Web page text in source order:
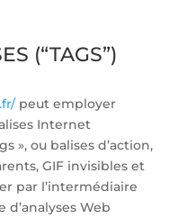
(“TAGS”)
peut employer
Internet
», ou balises d’action,
GIF invisibles et
par l’intermédiaire
d’analyses Web